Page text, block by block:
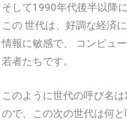
1990年代後半以降に生
代は、好調な経済に支
敏感で、 コンピュー
たちです。
うに世代の呼び名はX,
この次の世代は何と呼